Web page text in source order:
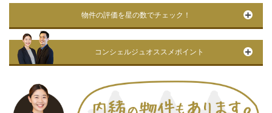
物件の評価を星の数でチェック！
コンシェルジュオススメポイント